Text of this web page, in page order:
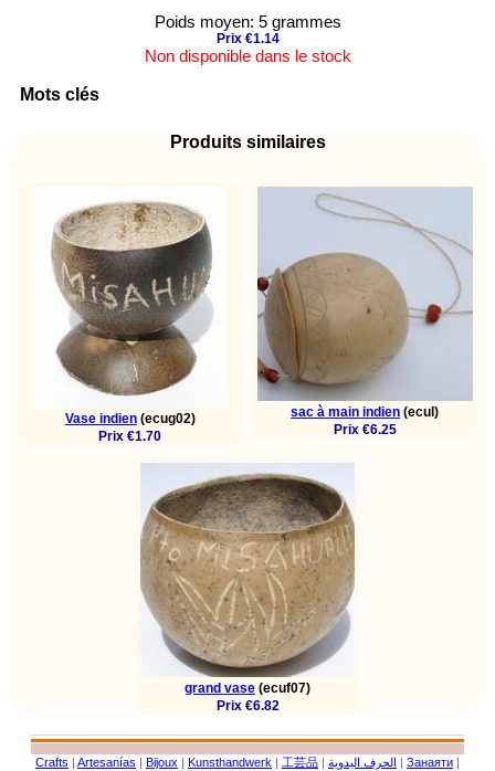
Poids moyen: 5 grammes
Prix €1.14
Non disponible dans le stock
Mots clés
Produits similaires
Vase indien(ecug02)
Prix €1.70
sac à main indien (ecul)
Prix €6.25
grand vase (ecuf07)
Prix €6.82
Crafts Artesanías Bijoux Kunsthandwerk 工芸品 الحرف اليدوية Занаяти